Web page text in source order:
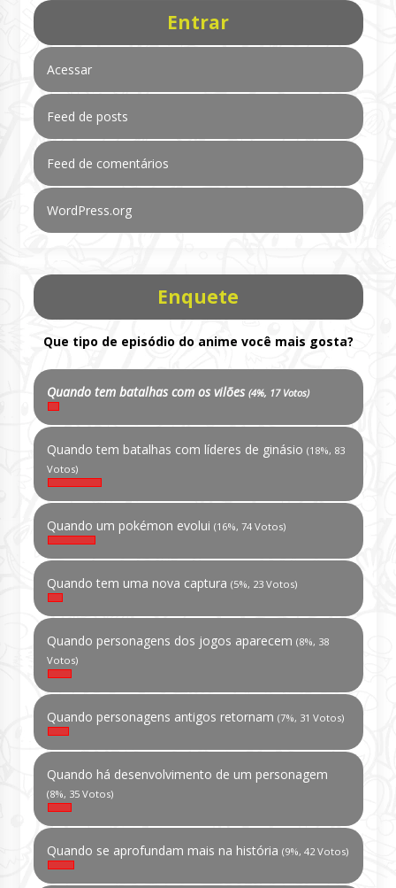
Entrar
Acessar
Feed de posts
Feed de comentários
WordPress.org
Enquete
Que tipo de episódio do anime você mais gosta?
Quando tem batalhas com os vilões (4%, 17 Votos)
Quando tem batalhas com líderes de ginásio (18%, 83
Votos)
Quando um pokémon evolui (16%, 74 Votos)
Quando tem uma nova captura (5%, 23 Votos)
Quando personagens dos jogos aparecem (8%, 38
Votos)
Quando personagens antigos retornam (7%, 31 Votos)
Quando há desenvolvimento de um personagem
(8%, 35 Votos)
Quando se aprofundam mais na história (9%, 42 Votos)